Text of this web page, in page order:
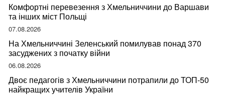
Комфортні перевезення з Хмельниччини до Варшави
та інших міст Польщі
07.08.2026
На Хмельниччині Зеленський помилував понад 370
засуджених з початку війни
06.08.2026
Двоє педагогів з Хмельниччини потрапили до ТОП-50
найкращих учителів України